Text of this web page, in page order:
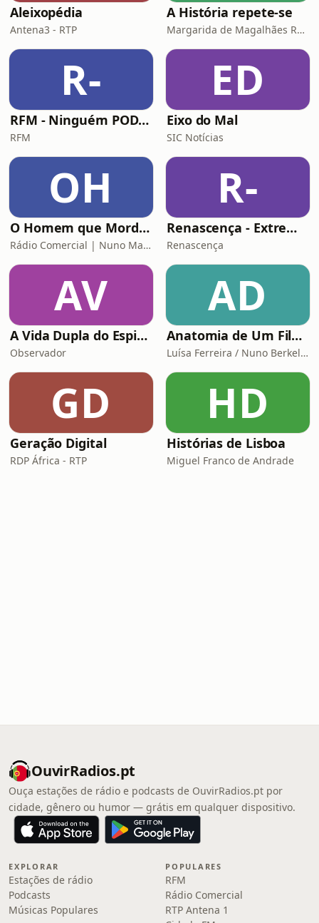
Aleixopédia
Antena3 - RTP
A História repete-se
Margarida de Magalhães Ramalho e Lourenço Pereira Coutinho
R-
RFM - Ninguém POD comigo
RFM
ED
Eixo do Mal
SIC Notícias
OH
O Homem que Mordeu o Cão
Rádio Comercial | Nuno Markl
R-
Renascença - Extremamente Desagradável
Renascença
AV
A Vida Dupla do Espião Traidor
Observador
AD
Anatomia de Um Filme de Terror
Luísa Ferreira / Nuno Berkeley Cotter
GD
Geração Digital
RDP África - RTP
HD
Histórias de Lisboa
Miguel Franco de Andrade
OuvirRadios.pt
Ouça estações de rádio e podcasts de OuvirRadios.pt por
cidade, gênero ou humor — grátis em qualquer dispositivo.
EXPLORAR
Estações de rádio
Podcasts
Músicas Populares
POPULARES
RFM
Rádio Comercial
RTP Antena 1